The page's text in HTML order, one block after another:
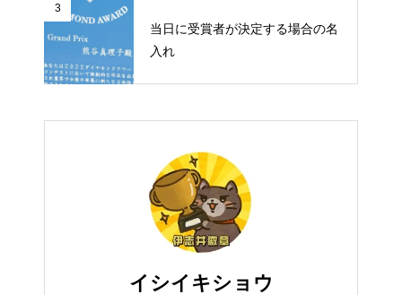
3
当日に受賞者が決定する場合の名
入れ
イシイキショウ